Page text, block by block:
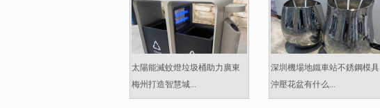
太陽能滅蚊燈垃圾桶助力廣東
梅州打造智慧城...
深圳機場地鐵車站不銹鋼模具
沖壓花盆有什么...